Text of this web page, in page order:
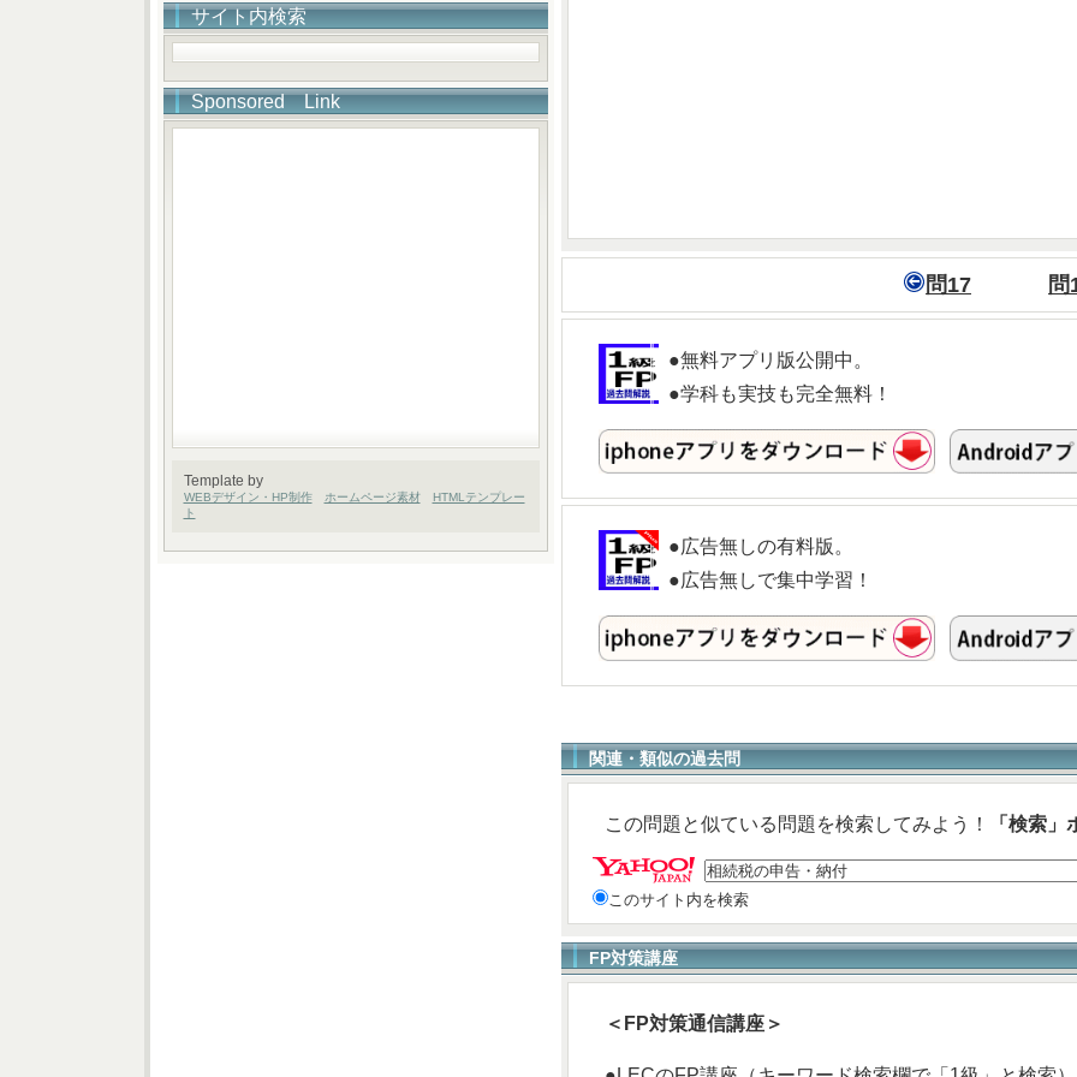
問17 問
●無料アプリ版公開中。
●学科も実技も完全無料！
●広告無しの有料版。
●広告無しで集中学習！
関連・類似の過去問
この問題と似ている問題を検索してみよう！ 「検索
このサイト内を検索
FP対策講座
＜FP対策通信講座＞
サイト内検索
Sponsored Link
Template by
WEBデザイン・HP制作 ホームページ素材
HTMLテンプレー
ト